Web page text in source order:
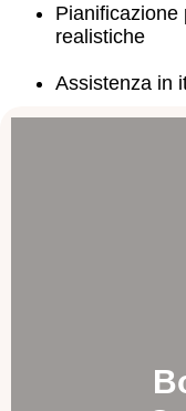
Pianificazione
realistiche
Assistenza in